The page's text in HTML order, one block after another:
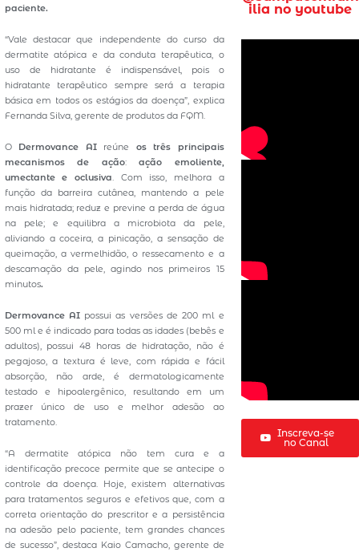
paciente.
“Vale destacar que independente do curso da
dermatite atópica e da conduta terapêutica, o
uso de hidratante é indispensável, pois o
hidratante terapêutico sempre será a terapia
básica em todos os estágios da doença”, explica
Fernanda Silva, gerente de produtos da FQM.
O Dermovance AIreúne os três principais
mecanismos de ação:ação emoliente,
umectante e oclusiva. Com isso, melhora a
função da barreira cutânea, mantendo a pele
mais hidratada; reduz e previne a perda de água
na pele; e equilibra a microbiota da pele,
aliviando a coceira, a pinicação, a sensação de
queimação, a vermelhidão, o ressecamento e a
descamação da pele, agindo nos primeiros 15
minutos.
Dermovance AI possui as versões de 200 ml e
500 ml e é indicado para todas as idades (bebês e
adultos), possui 48 horas de hidratação, não é
pegajoso, a textura é leve, com rápida e fácil
absorção, não arde, é dermatologicamente
testado e hipoalergênico, resultando em um
prazer único de uso e melhor adesão ao
tratamento.
“A dermatite atópica não tem cura e a
identificação precoce permite que se antecipe o
controle da doença. Hoje, existem alternativas
para tratamentos seguros e efetivos que, com a
correta orientação do prescritor e a persistência
na adesão pelo paciente, tem grandes chances
de sucesso”, destaca Kaio Camacho, gerente de
ilia no youtube
Inscreva-se
no Canal